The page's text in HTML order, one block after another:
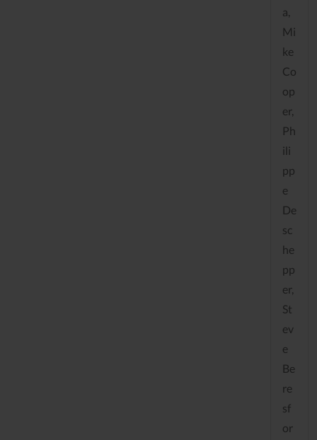
a,
Mi
ke
Co
op
er,
Ph
ili
pp
e
De
sc
he
pp
er,
St
ev
e
Be
re
sf
or